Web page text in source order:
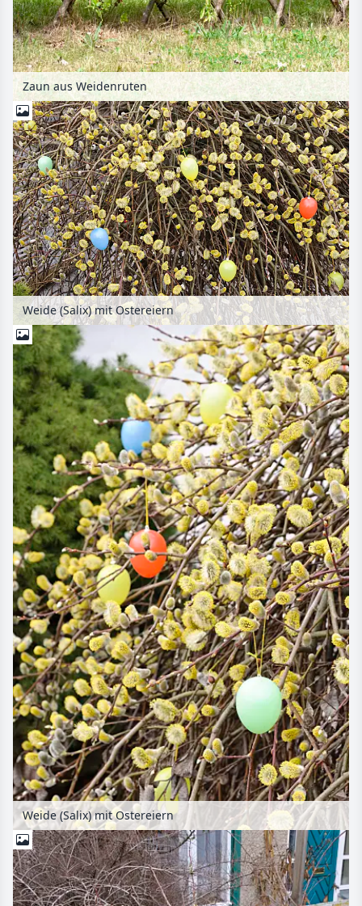
Zaun aus Weidenruten
Weide (Salix) mit Ostereiern
Weide (Salix) mit Ostereiern